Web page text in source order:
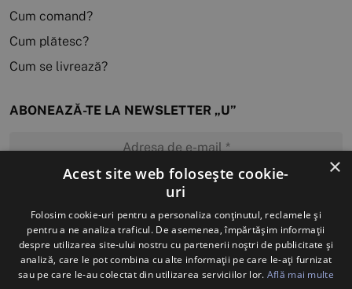
Cum comand?
Cum plătesc?
Cum se livrează?
ABONEAZĂ-TE LA NEWSLETTER „U”
MĂ ABONEZ
×
Acest site web folosește cookie-
uri
Folosim cookie-uri pentru a personaliza conținutul, reclamele și
pentru a ne analiza traficul. De asemenea, împărtășim informații
despre utilizarea site-ului nostru cu partenerii noștri de publicitate și
analiză, care le pot combina cu alte informații pe care le-ați furnizat
sau pe care le-au colectat din utilizarea serviciilor lor. Află mai multe